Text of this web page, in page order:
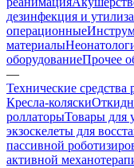
дезинфекция и
операционные
материалы
оборудованиеПрочее
—
Технические средства
Кресла-коляски
роллаторыТовары для
экзоскелеты для
пассивной
активной